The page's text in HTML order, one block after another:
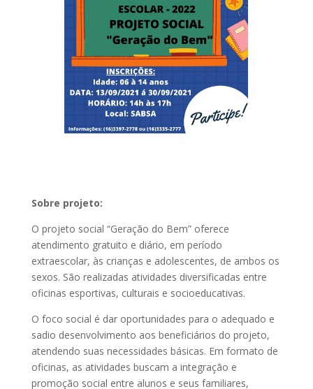
Sobre projeto:
O projeto social “Geração do Bem” oferece
atendimento gratuito e diário, em período
extraescolar, às crianças e adolescentes, de ambos os
sexos. São realizadas atividades diversificadas entre
oficinas esportivas, culturais e socioeducativas.
O foco social é dar oportunidades para o adequado e
sadio desenvolvimento aos beneficiários do projeto,
atendendo suas necessidades básicas. Em formato de
oficinas, as atividades buscam a integração e
promoção social entre alunos e seus familiares,